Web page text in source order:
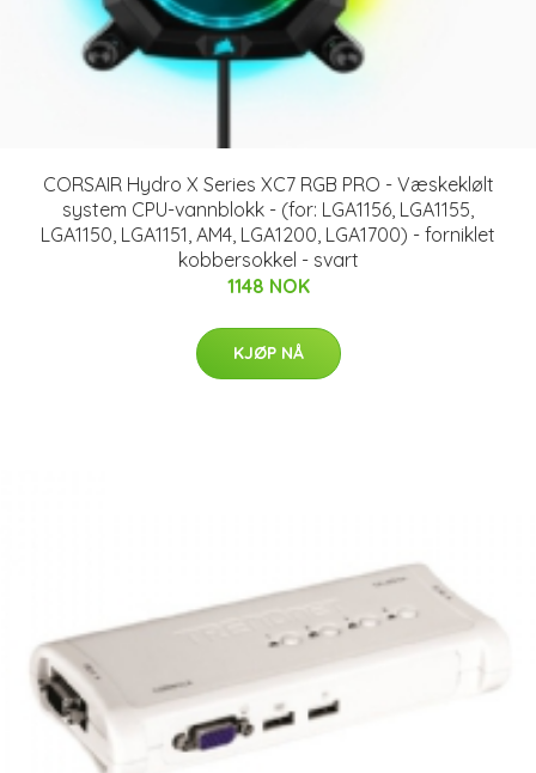
CORSAIR Hydro X Series XC7 RGB PRO - Væskeklølt
system CPU-vannblokk - (for: LGA1156, LGA1155,
LGA1150, LGA1151, AM4, LGA1200, LGA1700) - forniklet
kobbersokkel - svart
1148 NOK
KJØP NÅ